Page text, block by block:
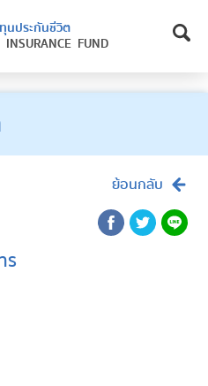
นประกันชีวิต
INSURANCE FUND
ย้อนกลับ
ร